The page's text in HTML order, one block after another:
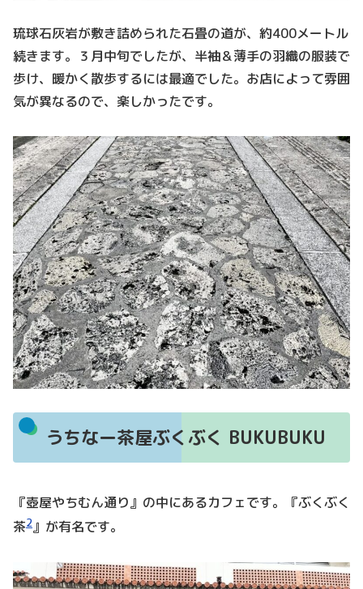
琉球石灰岩が敷き詰められた石畳の道が、約400メートル
続きます。３月中旬でしたが、半袖＆薄手の羽織の服装で
歩け、暖かく散歩するには最適でした。お店によって雰囲
気が異なるので、楽しかったです。
うちなー茶屋ぶくぶく BUKUBUKU
『壺屋やちむん通り』の中にあるカフェです。『ぶくぶく
茶2』が有名です。